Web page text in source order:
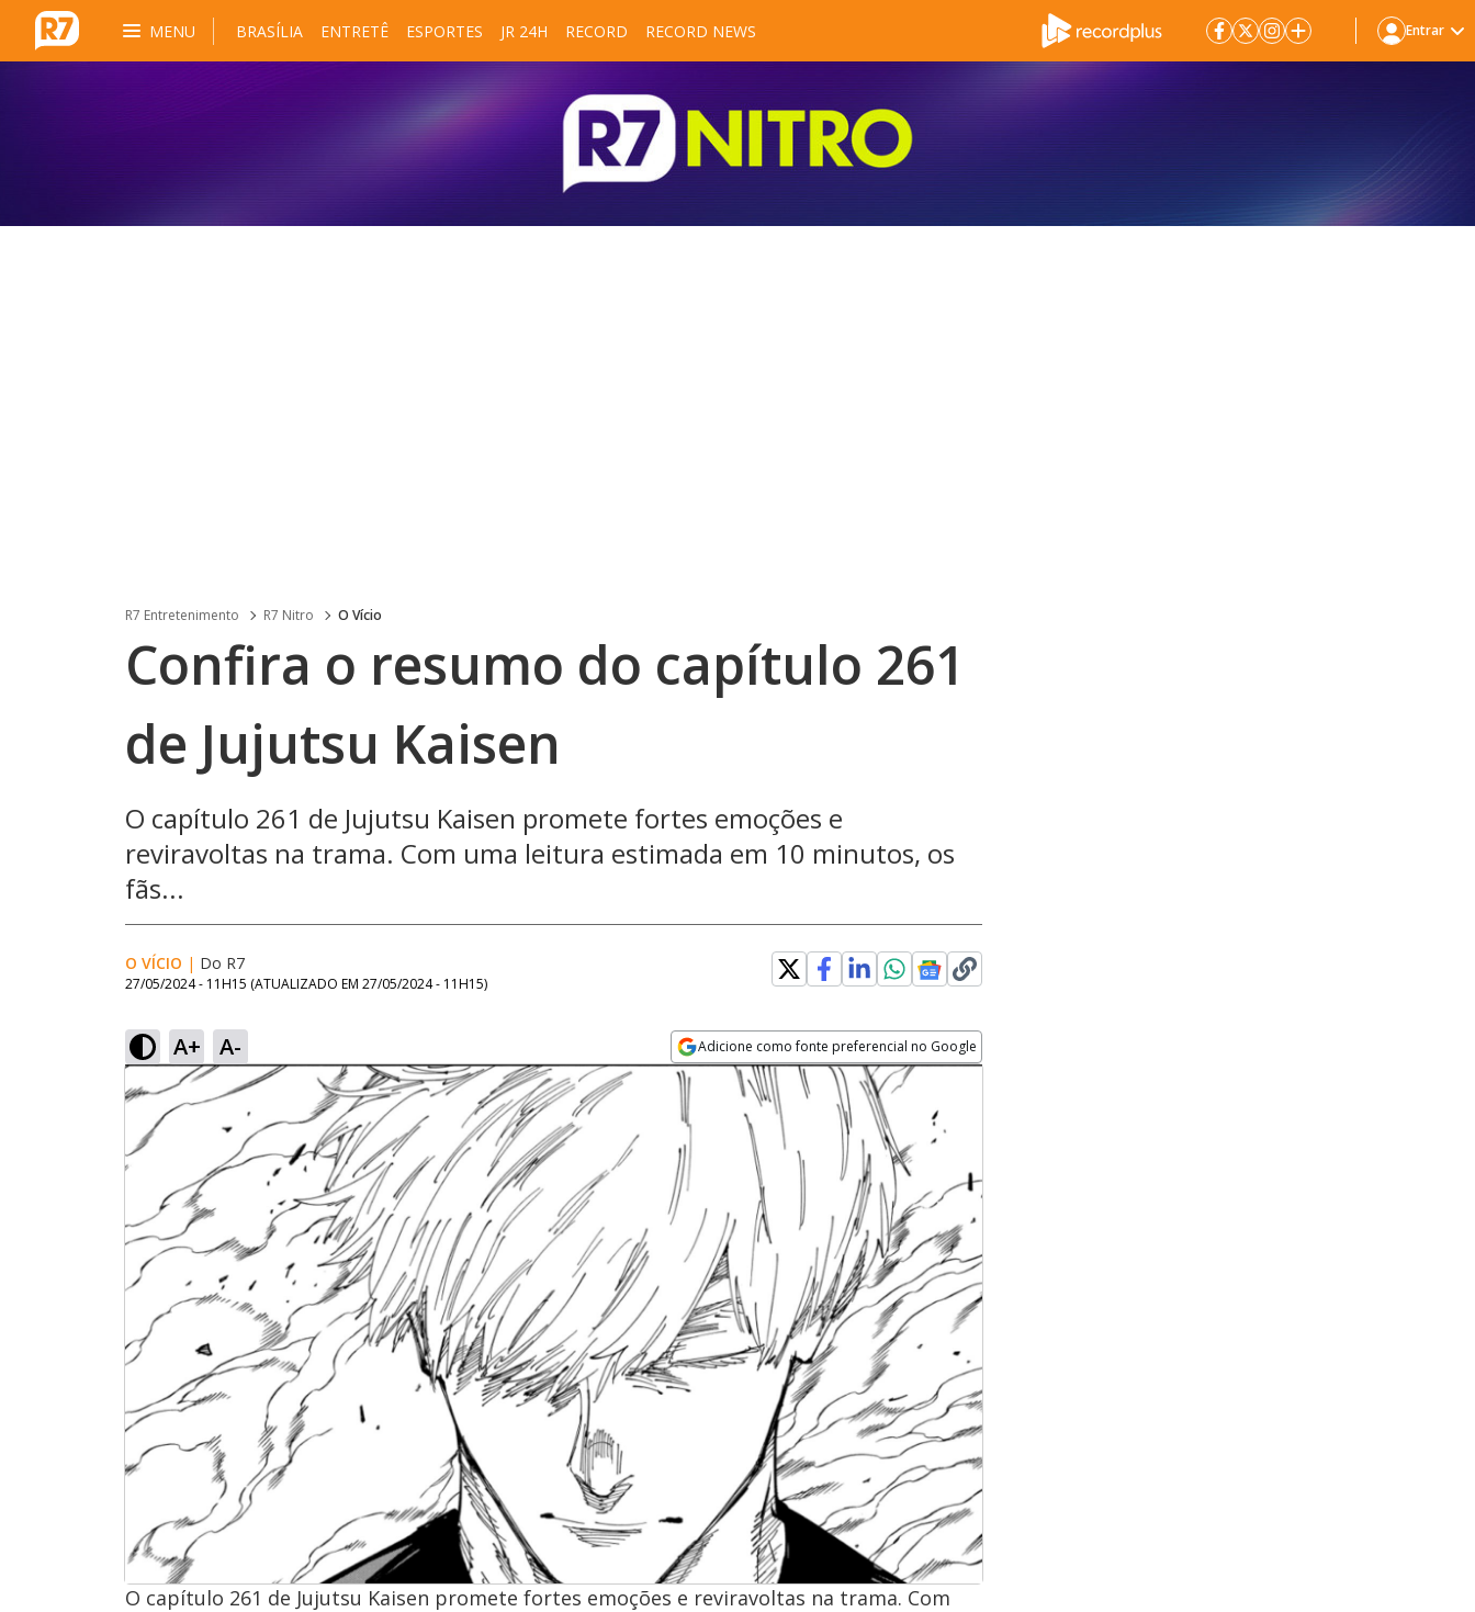
MENU BRASÍLIA ENTRETÊ ESPORTES JR 24H RECORD RECORD NEWS Entrar
R7 Entretenimento R7 Nitro O Vício
Confira o resumo do capítulo 261
de Jujutsu Kaisen
O capítulo 261 de Jujutsu Kaisen promete fortes emoções e
reviravoltas na trama. Com uma leitura estimada em 10 minutos, os
fãs...
O VÍCIO | Do R7
27/05/2024 - 11H15 (ATUALIZADO EM 27/05/2024 - 11H15)
A+ A- Adicione como fonte preferencial no Google
Opens in new window
O capítulo 261 de Jujutsu Kaisen promete fortes emoções e reviravoltas na trama. Com